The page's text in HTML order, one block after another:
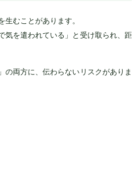
むことがあります。
気を遣われている」と受け取られ、距
両方に、伝わらないリスクがありま